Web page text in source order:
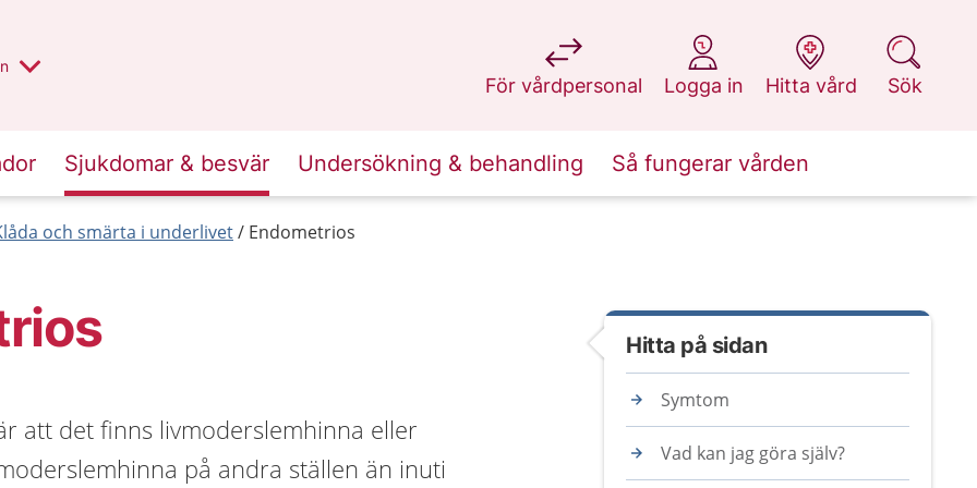
region
För vårdpersonal
på 1177.se
Logga in
på 1177.se
Hitta vård
på 1177.se
Sök
på 1177.se
Sjukdomar & besvär Undersökning & behandling Så fungerar vården
och smärta i underlivet Endometrios
att det finns livmoderslemhinna eller
på andra ställen än inuti
Hitta på sidan
Symtom
Vad kan jag göra själv?